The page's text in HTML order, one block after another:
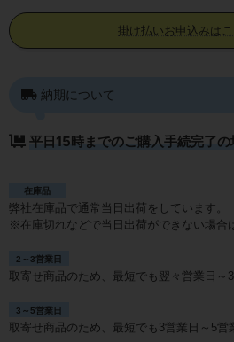
掛け払いお申込みは
納期について
平日15時までのご購入手続完了の
在庫品
弊社在庫品で通常当日出荷をしています。
※在庫切れなどで当日出荷ができない場合
2～3営業日
取寄せ商品のため、最短でも翌々営業日～
3～5営業日
取寄せ商品のため、最短でも3営業日～5営